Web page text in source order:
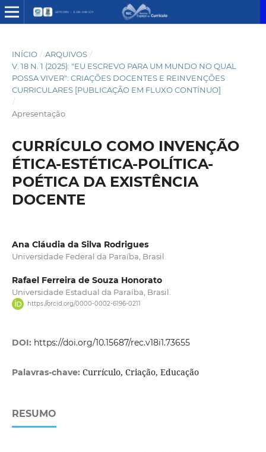
INÍCIO / ARQUIVOS /
V. 18 N. 1 (2025): "EU ESCREVO PARA UM MUNDO NO QUAL
POSSA VIVER": CRIAÇÕES DOCENTES E REINVENÇÕES
CURRICULARES [PUBLICAÇÃO EM FLUXO CONTÍNUO]
/
Apresentação
CURRÍCULO COMO INVENÇÃO
ÉTICA-ESTÉTICA-POLÍTICA-
POÉTICA DA EXISTÊNCIA
DOCENTE
Ana Cláudia da Silva Rodrigues
Universidade Federal da Paraíba, Brasil.
Rafael Ferreira de Souza Honorato
Universidade Estadual da Paraíba, Brasil.
https://orcid.org/0000-0002-6196-0211
DOI: https://doi.org/10.15687/rec.v18i1.73655
Palavras-chave: Currículo, Criação, Educação
RESUMO